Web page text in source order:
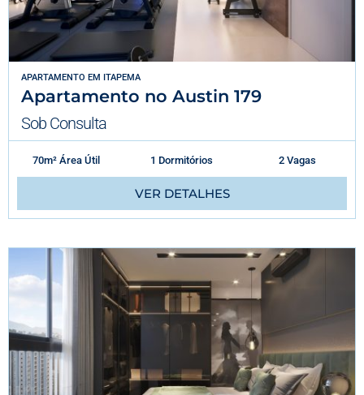
APARTAMENTO EM ITAPEMA
Apartamento no Austin 179
Sob Consulta
70m² Área Útil 1 Dormitórios 2 Vagas
VER DETALHES